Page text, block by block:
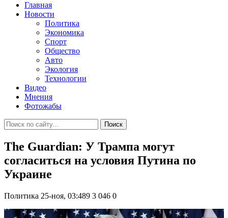
Главная
Новости
Политика
Экономика
Спорт
Общество
Авто
Экология
Технологии
Видео
Мнения
Фотожабы
Поиск
The Guardian: У Трампа могут
согласиться на условия Путина по
Украине
Политика 25-ноя, 03:489 3 046 0